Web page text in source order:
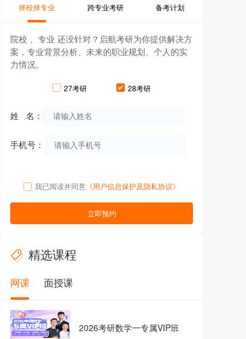
择校择专业 跨专业考研 备考计划
院校 、专业 还没针对？启航考研为你提供解决方
案，专业背景分析、未来的职业规划、个人的实
力情况。
27考研 28考研
姓 名：
手机号：
我已阅读并同意 《用户信息保护及隐私协议》
立即预约
精选课程
网课 面授课
2026考研数学一专属VIP班